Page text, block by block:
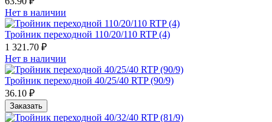
Нет в наличии
Тройник переходной 110/20/110 RTP (4)
1 321.70 ₽
Нет в наличии
Тройник переходной 40/25/40 RTP (90/9)
36.10 ₽
Заказать